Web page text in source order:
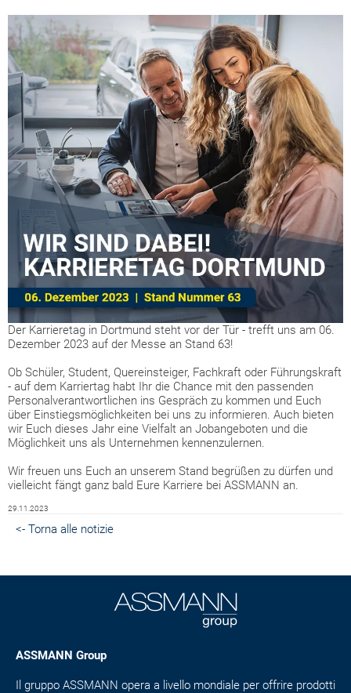
Der Karrieretag in Dortmund steht vor der Tür - trefft uns am 06.
Dezember 2023 auf der Messe an Stand 63!
Ob Schüler, Student, Quereinsteiger, Fachkraft oder Führungskraft
- auf dem Karriertag habt Ihr die Chance mit den passenden
Personalverantwortlichen ins Gespräch zu kommen und Euch
über Einstiegsmöglichkeiten bei uns zu informieren. Auch bieten
wir Euch dieses Jahr eine Vielfalt an Jobangeboten und die
Möglichkeit uns als Unternehmen kennenzulernen.
Wir freuen uns Euch an unserem Stand begrüßen zu dürfen und
vielleicht fängt ganz bald Eure Karriere bei ASSMANN an.
29.11.2023
<- Torna alle notizie
ASSMANN Group
Il gruppo ASSMANN opera a livello mondiale per offrire prodotti